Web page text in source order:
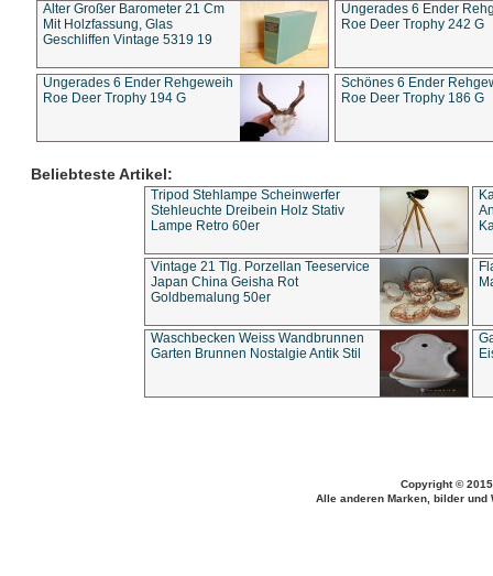
Alter Großer Barometer 21 Cm
Mit Holzfassung, Glas
Geschliffen Vintage 5319 19
Ungerades 6 Ender
Roe Deer Trophy 242 G
Ungerades 6 Ender Rehgeweih
Roe Deer Trophy 194 G
Schönes 6 Ender
Roe Deer Trophy 186 G
Beliebteste Artikel:
Tripod Stehlampe Scheinwerfer
Stehleuchte Dreibein Holz Stativ
Lampe Retro 60er
Vintage 21 Tlg. Porzellan Teeservice
Japan China Geisha Rot
Goldbemalung 50er
Waschbecken Weiss Wandbrunnen
Garten Brunnen Nostalgie Antik Stil
Copyright ©
Alle anderen Marken, bilder und